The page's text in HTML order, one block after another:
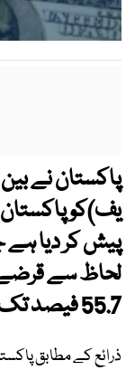
پاکستان نے بین
یف)کو
پیش کر دیا
لحاظ سے
55.7 فیصد تک لائی جائے گی۔
ذرائع کے مطابق